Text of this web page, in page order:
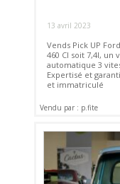
13 avril 2023
Vends Pick UP
460 CI soit 7,4l, un
automatique 3
Expertisé et
et immatriculé
Vendu par : p.fite